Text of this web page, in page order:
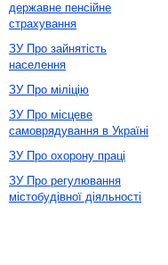
державне пенсійне
страхування
ЗУ Про зайнятість
населення
ЗУ Про міліцію
ЗУ Про місцеве
самоврядування в Україні
ЗУ Про охорону праці
ЗУ Про регулювання
містобудівної діяльності